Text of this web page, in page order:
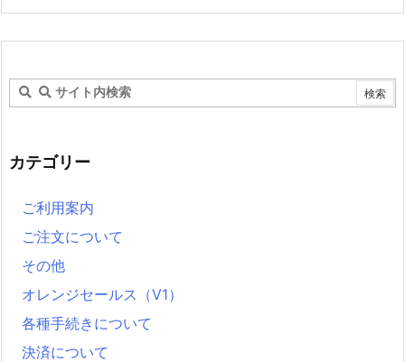
カテゴリー
ご利用案内
ご注文について
その他
オレンジセールス（V1）
各種手続きについて
決済について